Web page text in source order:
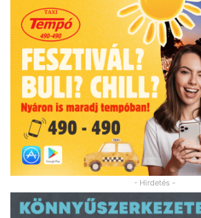
- Hirdetés -